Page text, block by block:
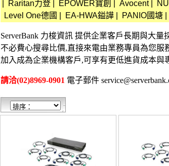
Raritan力登 EPOWER寶創 Avocent
Level One德國
EA-HWA鎰譁 PANIO國塘
ServerBank 力梭資訊 提供企業客戶長期與大量
不必費心搜尋比價,直接來電由業務專員為您服
加入成為企業機構客戶,可享有更低進貨成本與
請洽(02)8969-0901 電子郵件